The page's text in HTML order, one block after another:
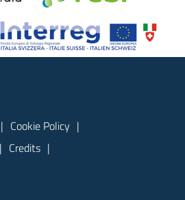
Cookie Policy
Credits